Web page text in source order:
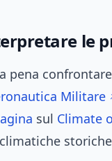
le
pena
Militare
sul Climate